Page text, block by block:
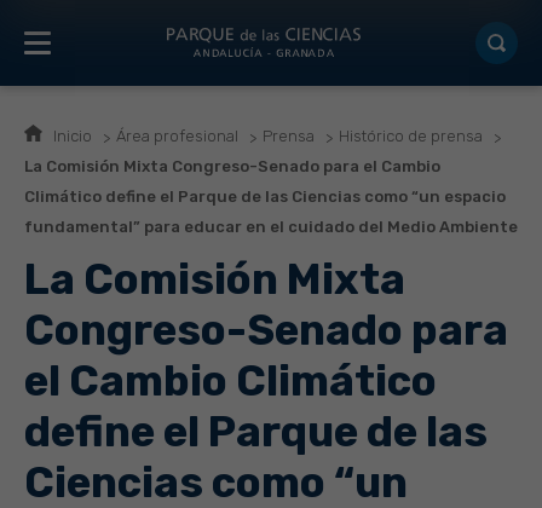
Inicio Área profesional Prensa
Histórico de prensa
La Comisión Mixta Congreso-Senado para el Cambio
Climático define el Parque de las Ciencias como “un espacio
fundamental” para educar en el cuidado del Medio Ambiente
La Comisión Mixta
Congreso-Senado para
el Cambio Climático
define el Parque de las
Ciencias como “un